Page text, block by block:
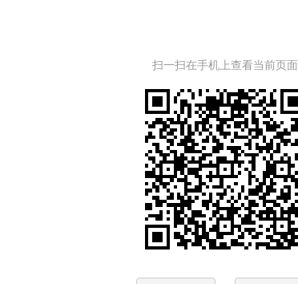
扫一扫在手机上查看当前页面